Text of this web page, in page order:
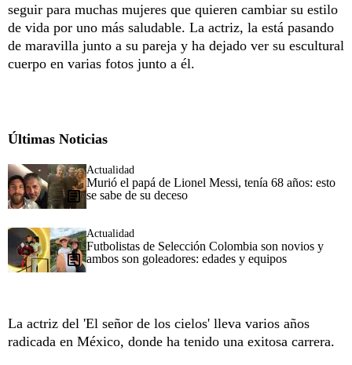
seguir para muchas mujeres que quieren cambiar su estilo
de vida por uno más saludable. La actriz, la está pasando
de maravilla junto a su pareja y ha dejado ver su escultural
cuerpo en varias fotos junto a él.
Últimas Noticias
Actualidad
Murió el papá de Lionel Messi, tenía 68 años: esto
se sabe de su deceso
Actualidad
Futbolistas de Selección Colombia son novios y
ambos son goleadores: edades y equipos
La actriz del 'El señor de los cielos' lleva varios años
radicada en México, donde ha tenido una exitosa carrera.